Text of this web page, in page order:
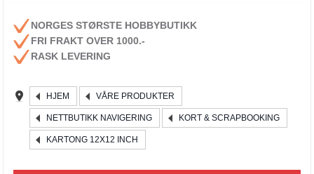
NORGES STØRSTE HOBBYBUTIKK
FRI FRAKT OVER 1000.-
RASK LEVERING
HJEM VÅRE PRODUKTER
NETTBUTIKK NAVIGERING KORT & SCRAPBOOKING
KARTONG 12X12 INCH